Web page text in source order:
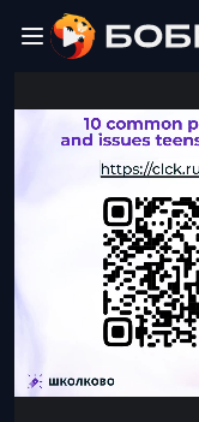
ЩЕЛЧОК
материалы
поддержка